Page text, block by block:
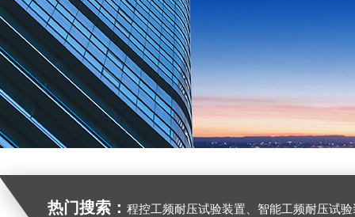
热门搜索： 程控工频耐压试验装置、智能工频耐压试验装置、工频耐压试验装置、工频耐压试验仪、工频耐压试验台、高压耐压试